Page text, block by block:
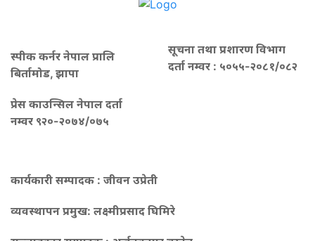
स्पीक कर्नर नेपाल प्रालि
बिर्तामोड, झापा
प्रेस काउन्सिल नेपाल दर्ता
नम्वर ९२०-२०७४/०७५
सूचना तथा प्रशारण विभाग
दर्ता नम्वर : ५०५५-२०८१/०८२
कार्यकारी सम्पादक : जीवन उप्रेती
व्यवस्थापन प्रमुख: लक्ष्मीप्रसाद घिमिरे